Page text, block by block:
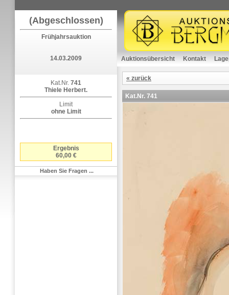
(Abgeschlossen)
Frühjahrsauktion
14.03.2009
Kat.Nr. 741
Thiele Herbert.
Limit
ohne Limit
Ergebnis
60,00 €
Haben Sie Fragen ...
Auktionsübersicht Kontakt
« zurück
Kat.Nr. 741